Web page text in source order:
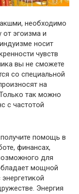
необходимо
от эгоизма и
носит
чувств
вы не сможете
со специальной
на
так можно
с частотой
помощь в
финансах,
для
мощной
Энергия